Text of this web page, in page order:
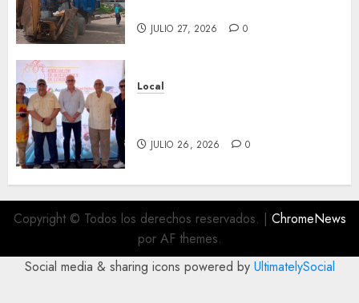
JULIO 27, 2026 0
Local
JULIO 26, 2026 0
Copyright © Todos los derechos reservados. | ChromeNews
por AF themes.
Social media & sharing icons powered by UltimatelySocial